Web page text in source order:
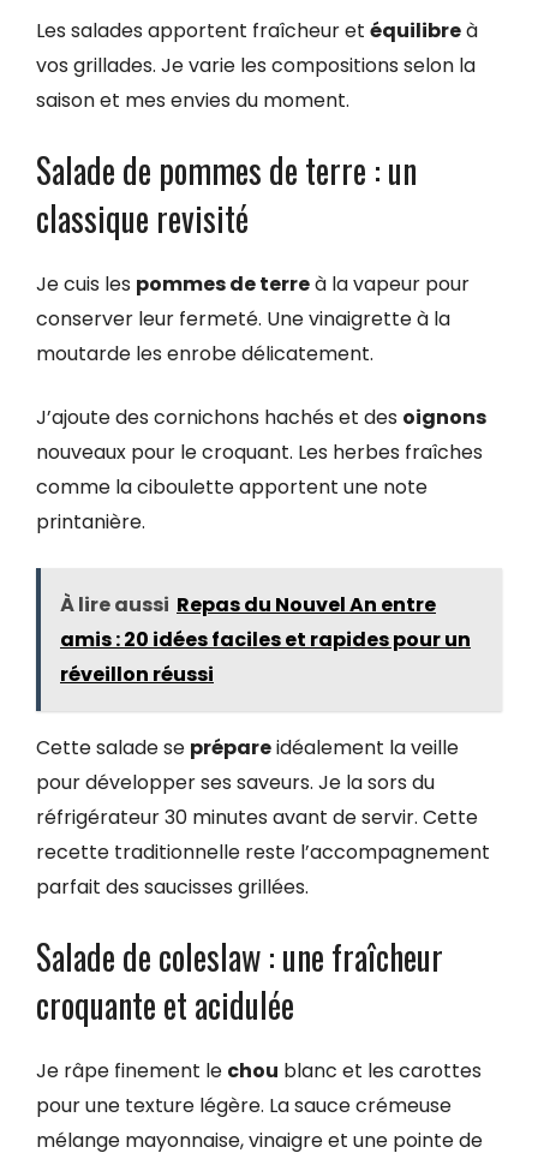
Les salades apportent fraîcheur et équilibreà
vos grillades. Je varie les compositions selon la
saison et mes envies du moment.
Salade de pommes de terre : un
classique revisité
Je cuis les pommes de terreà la vapeur pour
conserver leur fermeté. Une vinaigrette à la
moutarde les enrobe délicatement.
J’ajoute des cornichons hachés et des oignons
nouveaux pour le croquant. Les herbes fraîches
comme la ciboulette apportent une note
printanière.
À lire aussi Repas du Nouvel An entre
amis : 20 idées faciles et rapides pour un
réveillon réussi
Cette salade se prépareidéalement la veille
pour développer ses saveurs. Je la sors du
réfrigérateur 30 minutes avant de servir. Cette
recette traditionnelle reste l’accompagnement
parfait des saucisses grillées.
Salade de coleslaw : une fraîcheur
croquante et acidulée
Je râpe finement le chou blanc et les carottes
pour une texture légère. La sauce crémeuse
mélange mayonnaise, vinaigre et une pointe de